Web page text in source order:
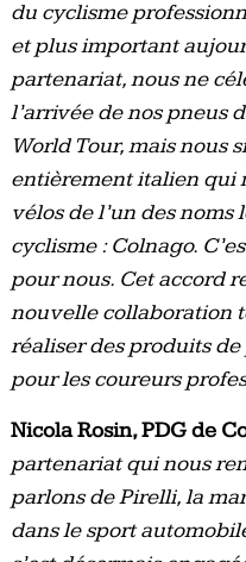
du cyclisme
et plus important
partenariat, nous ne
l’arrivée de nos pneus
World Tour, mais nous
entièrement italien qui
vélos de l’un des
cyclisme : Colnago.
pour nous. Cet accord
nouvelle collaboration
réaliser des produits
pour les coureurs
Nicola Rosin, PDG de
partenariat qui nous
parlons de Pirelli, la
dans le sport